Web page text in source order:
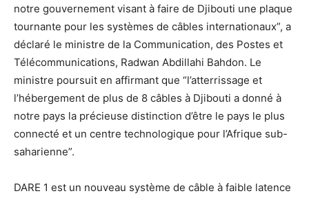
notre gouvernement visant à faire de Djibouti une plaque
tournante pour les systèmes de câbles internationaux”, a
déclaré le ministre de la Communication, des Postes et
Télécommunications, Radwan Abdillahi Bahdon. Le
ministre poursuit en affirmant que “l’atterrissage et
l’hébergement de plus de 8 câbles à Djibouti a donné à
notre pays la précieuse distinction d’être le pays le plus
connecté et un centre technologique pour l’Afrique sub-
saharienne”.
DARE 1 est un nouveau système de câble à faible latence